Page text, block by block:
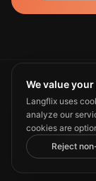
Guide
We value
Langflix uses
analyze our
cookies are
Reject